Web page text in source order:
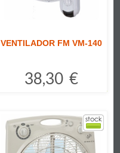
VENTILADOR FM VM-140
38,30 €